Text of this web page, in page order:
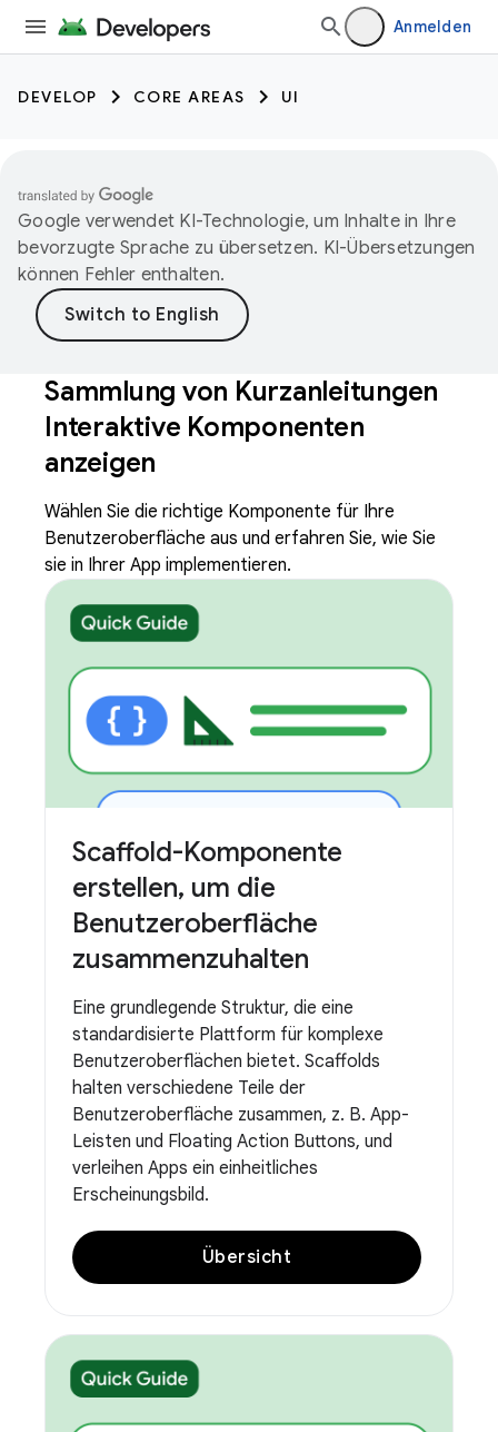
Anmelden
DEVELOP CORE AREAS UI
Google verwendet KI-Technologie, um Inhalte in Ihre
bevorzugte Sprache zu übersetzen. KI-Übersetzungen
können Fehler enthalten.
Sammlung von Kurzanleitungen
Interaktive Komponenten
anzeigen
Wählen Sie die richtige Komponente für Ihre
Benutzeroberfläche aus und erfahren Sie, wie Sie
sie in Ihrer App implementieren.
Scaffold-Komponente
erstellen, um die
Benutzeroberfläche
zusammenzuhalten
Eine grundlegende Struktur, die eine
standardisierte Plattform für komplexe
Benutzeroberflächen bietet. Scaffolds
halten verschiedene Teile der
Benutzeroberfläche zusammen, z. B. App-
Leisten und Floating Action Buttons, und
verleihen Apps ein einheitliches
Erscheinungsbild.
Übersicht